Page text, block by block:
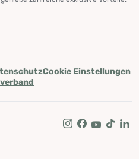
Cookie Einstellungen
Instagram
Facebook
Youtube
Tik Tok